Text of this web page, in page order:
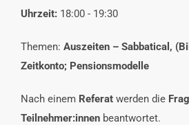
Uhrzeit: 18:00 - 19:30
Themen: Auszeiten – Sabbatical,
Zeitkonto; Pensionsmodelle
Nach einem Referat werden die
Teilnehmer:innen beantwortet.